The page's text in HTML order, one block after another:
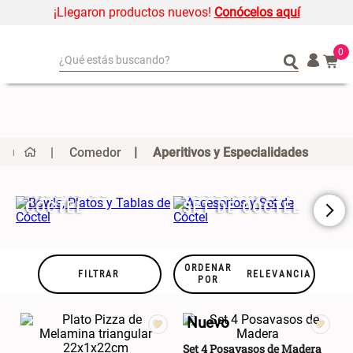
¡Llegaron productos nuevos! Conócelos aquí
¿Qué estás buscando?
Mueble MDF y Madera Bambú
Inodoro con Puerta 65x28x171
Organizador
Mantel
Individuales
Cortinas
0
¿Qué estás buscando?
Organizador
Mantel
Individuales
Cortinas
Comedor Aperitivos y Especialidades
TABLAS DE
CÓCTEL
ACCESORIOS Y
SET DE CÓCTEL
FILTRAR
ORDENAR
POR
RELEVANCIA
Nuevo
Set 4 Posavasos de Madera